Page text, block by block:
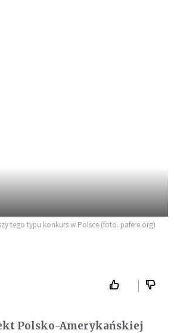
tego typu konkurs w Polsce (foto. pafere.org)
Polsko-Amerykańskiej